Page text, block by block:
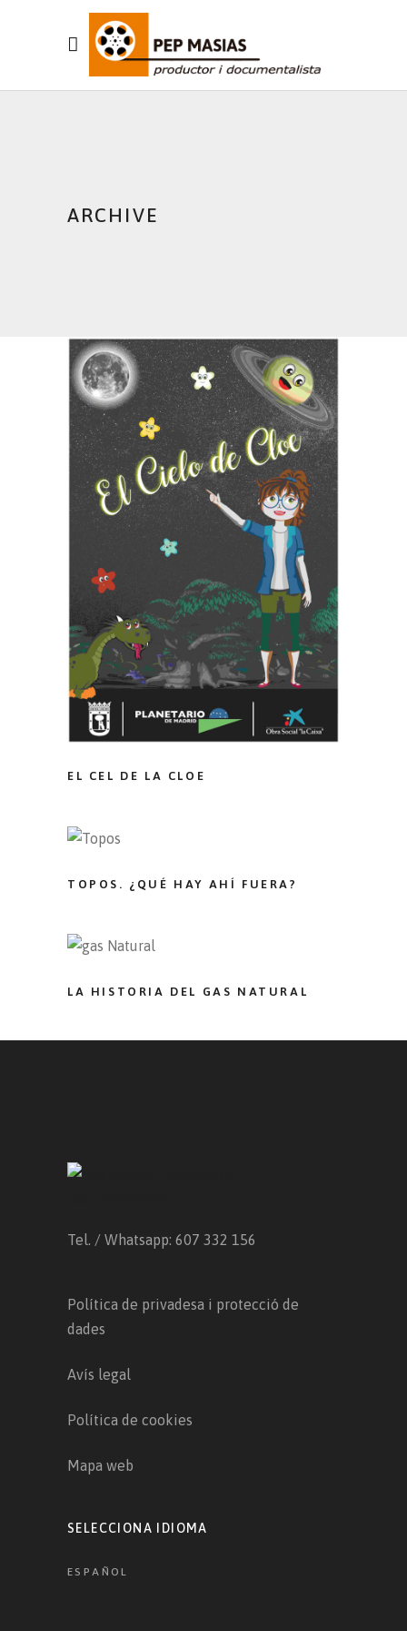
ARCHIVE
EL CEL DE LA CLOE
TOPOS. ¿QUÉ HAY AHÍ FUERA?
LA HISTORIA DEL GAS NATURAL
Tel. / Whatsapp: 607 332 156
Política de privadesa i protecció de
dades
Avís legal
Política de cookies
Mapa web
SELECCIONA IDIOMA
ESPAÑOL